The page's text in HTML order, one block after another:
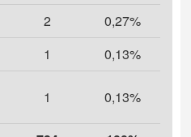
2
0,27%
1
0,13%
1 0,13%